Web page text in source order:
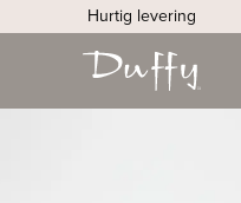
Hurtig levering